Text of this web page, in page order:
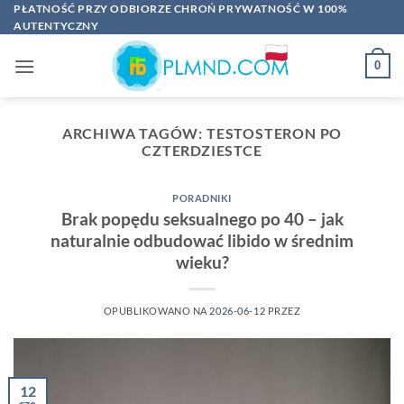
Przewiń
do
PŁATNOŚĆ PRZY ODBIORZE CHROŃ PRYWATNOŚĆ W 100%
AUTENTYCZNY
0
ARCHIWA TAGÓW: TESTOSTERON PO
CZTERDZIESTCE
PORADNIKI
Brak popędu seksualnego po 40 – jak
naturalnie odbudować libido w średnim
wieku?
OPUBLIKOWANO NA 2026-06-12 PRZEZ
12